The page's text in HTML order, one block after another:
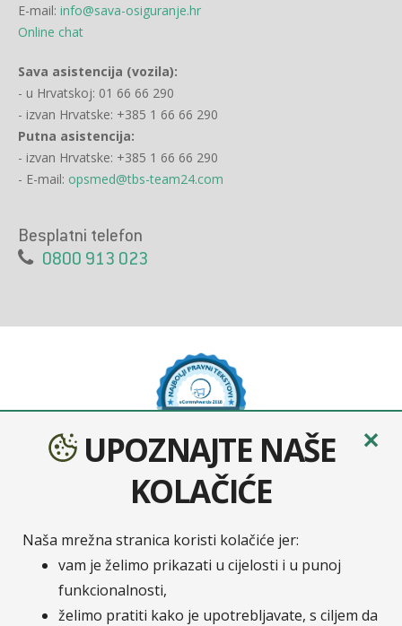
E-mail: info@sava-osiguranje.hr
Online chat
Sava asistencija (vozila):
- u Hrvatskoj: 01 66 66 290
- izvan Hrvatske: +385 1 66 66 290
Putna asistencija:
- izvan Hrvatske: +385 1 66 66 290
- E-mail: opsmed@tbs-team24.com
Besplatni telefon
0800 913 023
Sava osiguranjeje moderno osigurateljno društvo
nastalo udruživanjem četiri europska osiguratelja:
Velebit osiguranje, Velebit životno osiguranje,
✕
UPOZNAJTE NAŠE
KOLAČIĆE
Naša mrežna stranica koristi kolačiće jer:
vam je želimo prikazati u cijelosti i u punoj
funkcionalnosti,
želimo pratiti kako je upotrebljavate, s ciljem da